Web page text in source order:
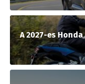
A 2027-es